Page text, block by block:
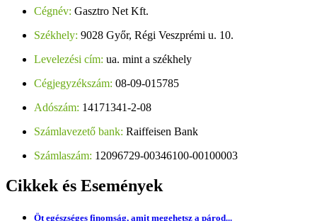
Cégnév: Gasztro Net Kft.
Székhely: 9028 Győr, Régi Veszprémi u. 10.
Levelezési cím: ua. mint a székhely
Cégjegyzékszám: 08-09-015785
Adószám: 14171341-2-08
Számlavezető bank: Raiffeisen Bank
Számlaszám: 12096729-00346100-00100003
Cikkek és Események
Öt egészséges finomság, amit megehetsz a párod...